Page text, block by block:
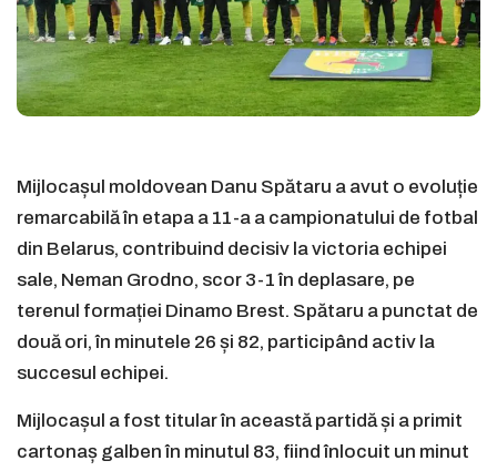
Mijlocașul moldovean Danu Spătaru a avut o evoluție
remarcabilă în etapa a 11-a a campionatului de fotbal
din Belarus, contribuind decisiv la victoria echipei
sale, Neman Grodno, scor 3-1 în deplasare, pe
terenul formației Dinamo Brest. Spătaru a punctat de
două ori, în minutele 26 și 82, participând activ la
succesul echipei.
Mijlocașul a fost titular în această partidă și a primit
cartonaș galben în minutul 83, fiind înlocuit un minut